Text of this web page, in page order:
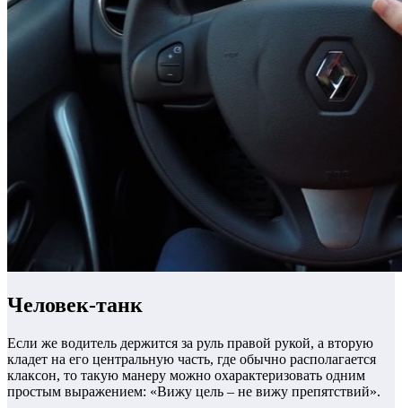
Человек-танк
Если же водитель держится за руль правой рукой, а вторую
кладет на его центральную часть, где обычно располагается
клаксон, то такую манеру можно охарактеризовать одним
простым выражением: «Вижу цель – не вижу препятствий».